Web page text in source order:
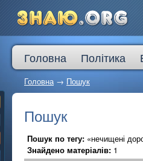
Головна Політика
Головна→ Пошук
Пошук
Пошук по тегу: «нечищені
Знайдено матеріалів: 1